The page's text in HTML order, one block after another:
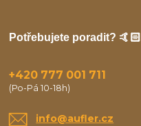
Potřebujete poradit? 🤙🏻
+420 777 001 711
(Po-Pá 10-18h)
info@aufler.cz